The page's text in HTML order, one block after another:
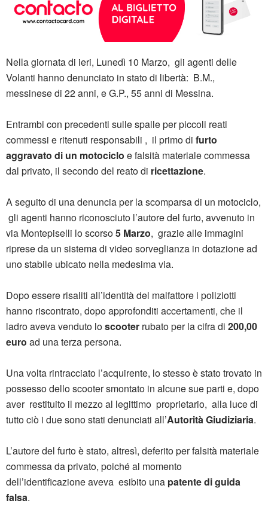
Nella giornata di ieri, Lunedì 10 Marzo, gli agenti delle
Volanti hanno denunciato in stato di libertà: B.M.,
messinese di 22 anni, e G.P., 55 anni di Messina.
Entrambi con precedenti sulle spalle per piccoli reati
commessi e ritenuti responsabili , il primo di furto
aggravato di un motociclo e falsità materiale commessa
dal privato, il secondo del reato di ricettazione.
A seguito di una denuncia per la scomparsa di un motociclo,
gli agenti hanno riconosciuto l’autore del furto, avvenuto in
via Montepiselli lo scorso5 Marzo, grazie alle immagini
riprese da un sistema di video sorveglianza in dotazione ad
uno stabile ubicato nella medesima via.
Dopo essere risaliti all’identità del malfattore i poliziotti
hanno riscontrato, dopo approfonditi accertamenti, che il
ladro aveva venduto loscooter rubato per la cifra di 200,00
euro ad una terza persona.
Una volta rintracciato l’acquirente, lo stesso è stato trovato in
possesso dello scooter smontato in alcune sue parti e, dopo
aver restituito il mezzo al legittimo proprietario, alla luce di
tutto ciò i due sono stati denunciati all’Autorità Giudiziaria.
L’autore del furto è stato, altresì, deferito per falsità materiale
commessa da privato, poiché al momento
dell’identificazione aveva esibito una patente di guida
falsa.